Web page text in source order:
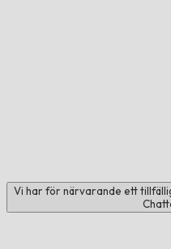
Vi har för närvarande ett